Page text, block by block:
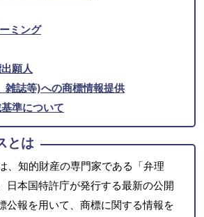
ミング
願人
雑誌等)への商標情報提供
準について
とは
、知的財産の専門家である「弁理
日本国特許庁が発行する最新の公開
公報を用いて、商標に関する情報を